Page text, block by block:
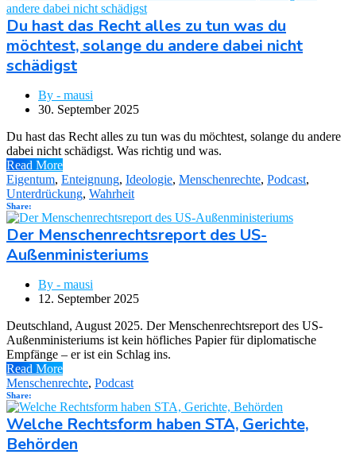
Du hast das Recht alles zu tun was du
möchtest, solange du andere dabei nicht
schädigst
By - mausi
30. September 2025
Du hast das Recht alles zu tun was du möchtest, solange du andere
dabei nicht schädigst. Was richtig und was.
Read More
Eigentum, Enteignung, Ideologie, Menschenrechte, Podcast,
Unterdrückung, Wahrheit
Share:
Der Menschenrechtsreport des US-
Außenministeriums
By - mausi
12. September 2025
Deutschland, August 2025. Der Menschenrechtsreport des US-
Außenministeriums ist kein höfliches Papier für diplomatische
Empfänge – er ist ein Schlag ins.
Read More
Menschenrechte, Podcast
Share:
Welche Rechtsform haben STA, Gerichte,
Behörden